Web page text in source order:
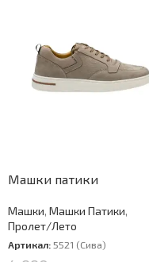
Машки патики
Машки, Машки Патики,
Пролет/Лето
Артикал: 5521 (Сива)